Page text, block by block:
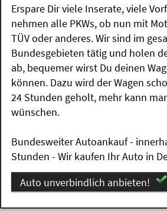
Erspare Dir viele Inserate, viele
nehmen alle PKWs, ob nun mit
TÜV oder anderes. Wir sind im
Bundesgebieten tätig und holen
ab, bequemer wirst Du deinen
können. Dazu wird der Wagen
24 Stunden geholt, mehr kann
wünschen.
Bundesweiter Autoankauf -
Stunden - Wir kaufen Ihr Auto in
Auto unverbindlich anbieten!